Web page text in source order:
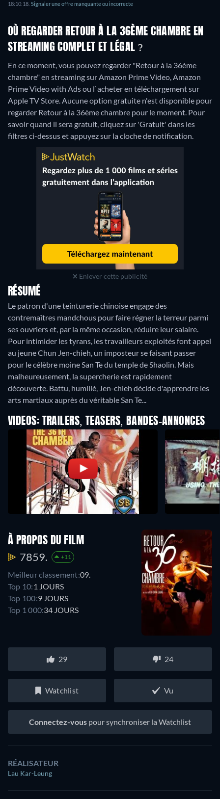
18:10:18. Signaler une offre manquante ou incorrecte
OÙ REGARDER RETOUR À LA 36ÈME CHAMBRE EN
STREAMING COMPLET ET LÉGAL ?
En ce moment, vous pouvez regarder "Retour à la 36ème
chambre" en streaming sur Amazon Prime Video, Amazon
Prime Video with Ads ou l`acheter en téléchargement sur
Apple TV Store.Aucune option gratuite n'est disponible pour
regarder Retour à la 36ème chambre pour le moment. Pour
savoir quand il sera gratuit, cliquez sur 'Gratuit' dans les
filtres ci-dessus et appuyez sur la cloche de notification.
Enlever cette publicité
RÉSUMÉ
Le patron d'une teinturerie chinoise engage des
contremaîtres mandchous pour faire régner la terreur parmi
ses ouvriers et, par la même occasion, réduire leur salaire.
Pour intimider les tyrans, les travailleurs exploités font appel
au jeune Chun Jen-chieh, un imposteur se faisant passer
pour le célèbre moine San Te du temple de Shaolin. Mais
malheureusement, la supercherie est rapidement
découverte. Battu, humilié, Jen-chieh décide d'apprendre les
arts martiaux auprès du véritable San Te...
VIDEOS: TRAILERS, TEASERS, BANDES-ANNONCES
À PROPOS DU FILM
7859. +11
Meilleur classement:09.
Top 10: 1 JOURS
Top 100:9 JOURS
Top 1 000:34 JOURS
29 24
Watchlist Vu
Connectez-vous pour synchroniser la Watchlist
RÉALISATEUR
Lau Kar-Leung